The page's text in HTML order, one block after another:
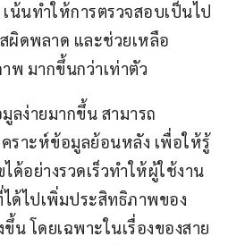
เน้นทำให้การตรวจสอบเป็นไป
ผิดพลาด และช่วยเหลือ
พ มากขึ้นกว่าเท่าตัว
ลง่ายมากขึ้น สามารถ
คราะห์ข้อมูลย้อนหลัง เพื่อให้รู้
ด้อย่างรวดเร็วทำให้ผู้ใช้งาน
ด้ไปเพิ่มประสิทธิภาพของ
น โดยเฉพาะในเรื่องของสาย